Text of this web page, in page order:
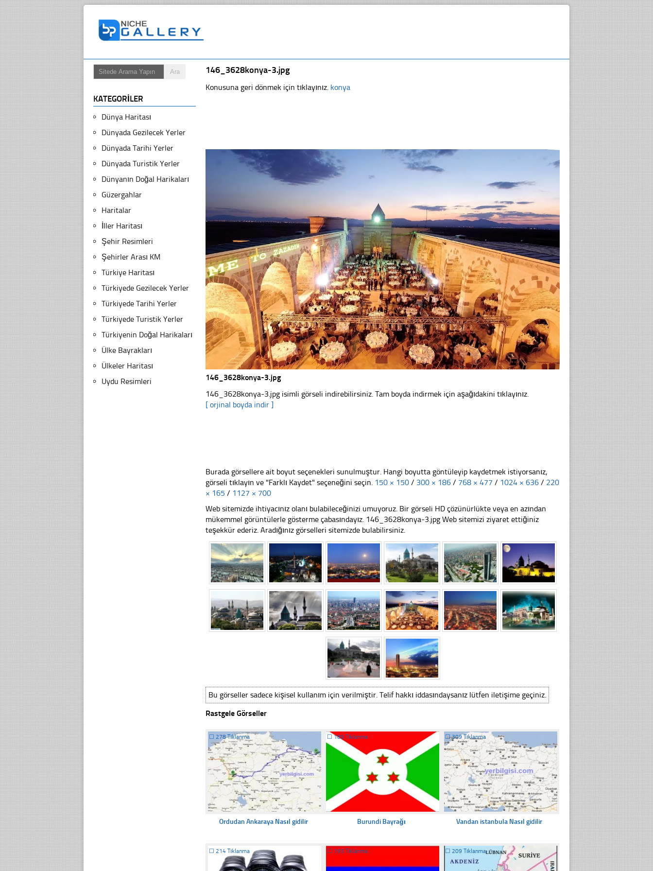
146_3628konya-3.jpg
Konusuna geri dönmek için tıklayınız. konya
146_3628konya-3.jpg
146_3628konya-3.jpg isimli görseli indirebilirsiniz. Tam boyda indirmek için aşağıdakini tıklayınız.
[ orjinal boyda indir ]
Burada görsellere ait boyut seçenekleri sunulmuştur. Hangi boyutta göntüleyip kaydetmek istiyorsanız,
görseli tıklayın ve "Farklı Kaydet" seçeneğini seçin. 150 × 150 / 300 × 186 / 768 × 477 / 1024 × 636 / 220
× 165 / 1127 × 700
Web sitemizde ihtiyacınız olanı bulabileceğinizi umuyoruz. Bir görseli HD çözünürlükte veya en azından
mükemmel görüntülerle gösterme çabasındayız. 146_3628konya-3.jpg Web sitemizi ziyaret ettiğiniz
teşekkür ederiz. Aradığınız görselleri sitemizde bulabilirsiniz.
Bu görseller sadece kişisel kullanım için verilmiştir. Telif hakkı iddasındaysanız lütfen iletişime geçiniz.
Rastgele Görseller
☐ 278 Tıklanma
Ordudan Ankaraya Nasıl gidilir
☐189 Tıklanma
Burundi Bayrağı
☐309 Tıklanma
Vandan istanbula Nasıl gidilir
☐ 214 Tıklanma ☐ 193 Tıklanma ☐ 209 Tıklanma
KATEGORILER
Dünya Haritası
Dünyada Gezilecek Yerler
Dünyada Tarihi Yerler
Dünyada Turistik Yerler
Dünyanın Doğal Harikaları
Güzergahlar
Haritalar
İller Haritası
Şehir Resimleri
Şehirler Arası KM
Türkiye Haritası
Türkiyede Gezilecek Yerler
Türkiyede Tarihi Yerler
Türkiyede Turistik Yerler
Türkiyenin Doğal Harikaları
Ülke Bayrakları
Ülkeler Haritası
Uydu Resimleri